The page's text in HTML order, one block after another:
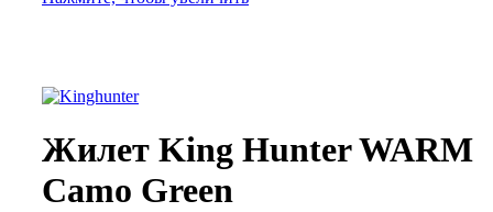
Жилет King Hunter WARM
Camo Green